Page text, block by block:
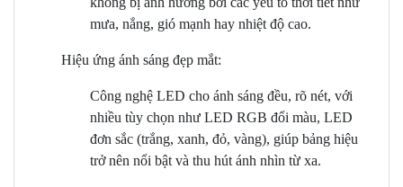
mưa, nắng, gió mạnh hay nhiệt độ cao.
Hiệu ứng ánh sáng đẹp mắt:
Công nghệ LED cho ánh sáng đều, rõ nét, với
nhiều tùy chọn như LED RGB đổi màu, LED
đơn sắc (trắng, xanh, đỏ, vàng), giúp bảng hiệu
trở nên nổi bật và thu hút ánh nhìn từ xa.